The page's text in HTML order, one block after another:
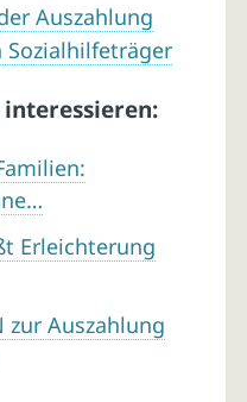
Auszahlung
Sozialhilfeträger
interessieren:
Erleichterung
zur Auszahlung